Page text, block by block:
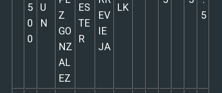
5
0
0
U
N
Z
GO
NZ
AL
EZ
ES
TE
R
EV
IE
JA
LK
5